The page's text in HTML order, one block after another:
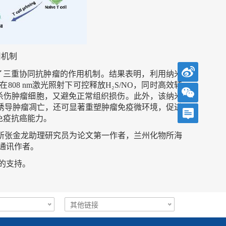
制
重协同抗肿瘤的作用机制。结果表明，利用纳米
808 nm激光照射下可控释放H₂S/NO，同时高效转
伤肿瘤细胞，又避免正常组织损伤。此外，该纳米
导肿瘤凋亡，还可显著重塑肿瘤免疫微环境，促进
抗癌能力。
张金龙助理研究员为论文第一作者，兰州化物所海
作者。
支持。